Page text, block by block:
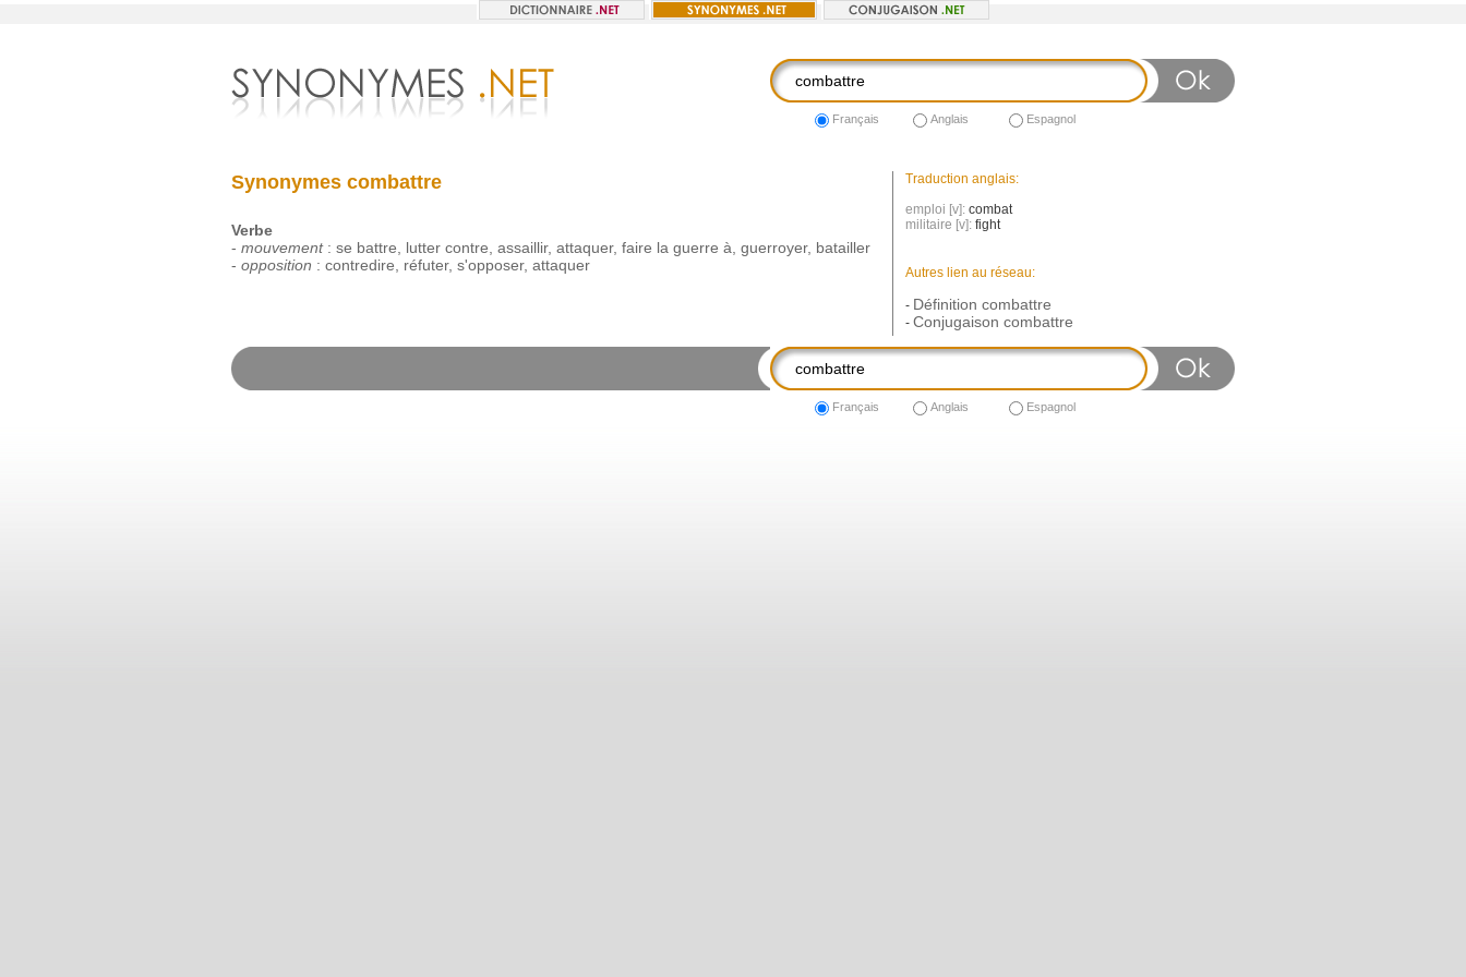
Français Anglais Espagnol
Synonymes combattre
Verbe
- mouvement: se battre lutter contre assaillir, attaquer, faire la guerre à guerroyer, batailler
- opposition : contredire réfuter, s'opposer, attaquer
Traduction anglais:
emploi [v]: combat
militaire [v]: fight
Autres lien au réseau:
- Définition combattre
- Conjugaison combattre
Français Anglais Espagnol